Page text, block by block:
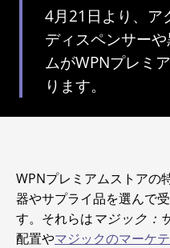
4月21日より、ア
ディスペンサー
ムがWPNプレミ
ります。
WPNプレミアムストアの
器やサプライ品を選んで
す。それらはマジック：
配置やマジックのマーケ